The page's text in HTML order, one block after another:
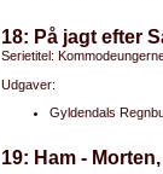
18: På jagt efter
Serietitel:
Udgaver:
Gyldendals
19: Ham -